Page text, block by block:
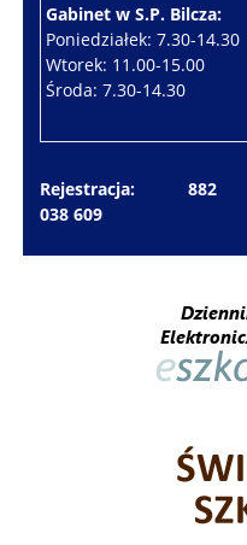
Gabinet w S.P. Bilcza:
Poniedziałek: 7.30-14.30
Wtorek: 11.00-15.00
Środa: 7.30-14.30
Rejestracja: 882
038 609